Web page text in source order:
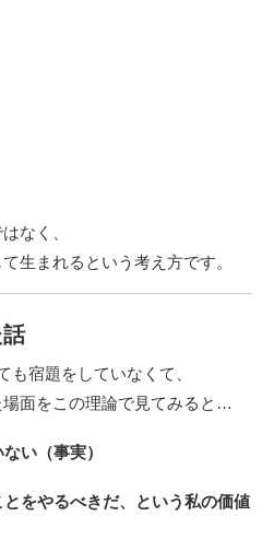
なく、
生まれるという考え方です。
も宿題をしていなくて、
面をこの理論で見てみると…
い（事実）
をやるべきだ、という私の価値